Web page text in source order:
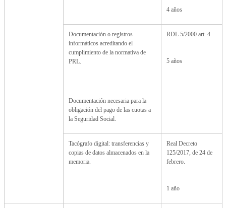
4 años
Documentación o registros
informáticos acreditando el
cumplimiento de la normativa de
PRL.
Documentación necesaria para la
obligación del pago de las cuotas a
la Seguridad Social.
RDL 5/2000 art. 4
5 años
Tacógrafo digital: transferencias y
copias de datos almacenados en la
memoria.
Real Decreto
125/2017, de 24 de
febrero.
1 año